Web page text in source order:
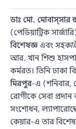
ডাঃ মো. মোবাস্সার
(পেডিয়াট্রিক
বিশেষজ্ঞ এবং
আর. খান শিশু
কর্মরত। তিনি ঢাকা
মিরপুর-এ (শনিবার,
রোগীকে সেবা
সংশোধন,
কেয়ার‑এ তার